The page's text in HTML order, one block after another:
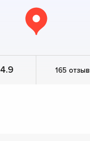
4.9 165 отзыв